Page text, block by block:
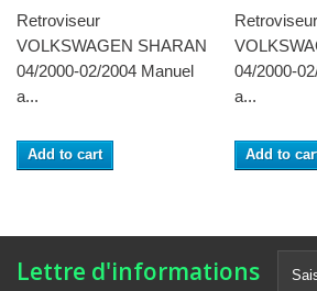
Retroviseur
VOLKSWAGEN SHARAN
04/2000-02/2004 Manuel
a...
Add to cart
Retroviseur
04/2000-
a...
Add to
Lettre d'informations